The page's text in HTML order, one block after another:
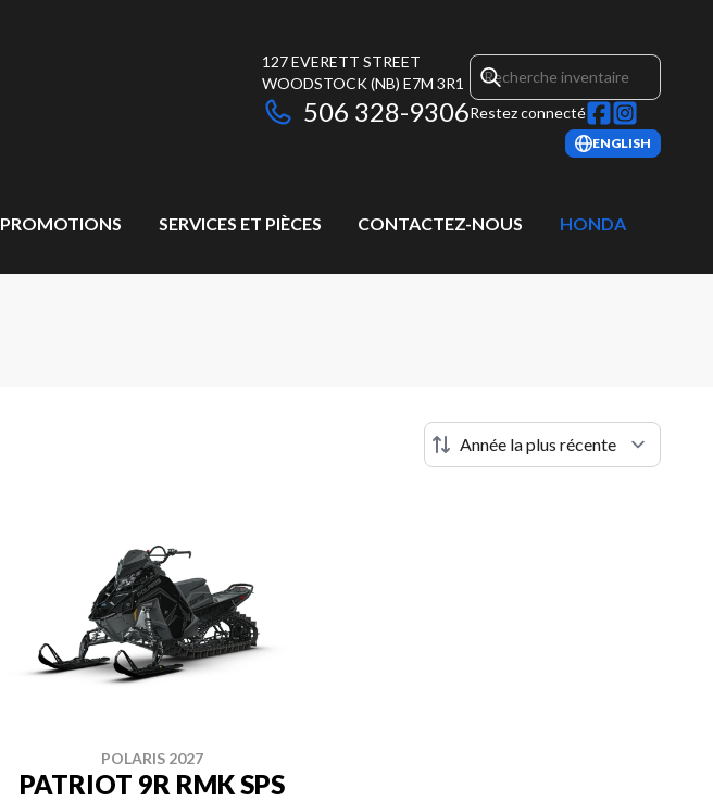
127 EVERETT STREET
WOODSTOCK(NB) E7M 3R1
506 328-9306Restez connecté
ENGLISH
PROMOTIONS SERVICES ET PIÈCES CONTACTEZ-NOUS HONDA
POLARIS 2027
PATRIOT 9R RMK SPS